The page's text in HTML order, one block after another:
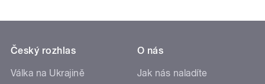
Český rozhlas
Válka na Ukrajině
O nás
Jak nás naladíte